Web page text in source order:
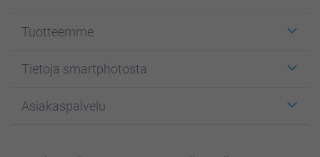
Tuotteemme
Kuvakortit
Kuvakirjat
Tietoja smartphotosta
Affiliate ohjelma
Asiakaspalvelu